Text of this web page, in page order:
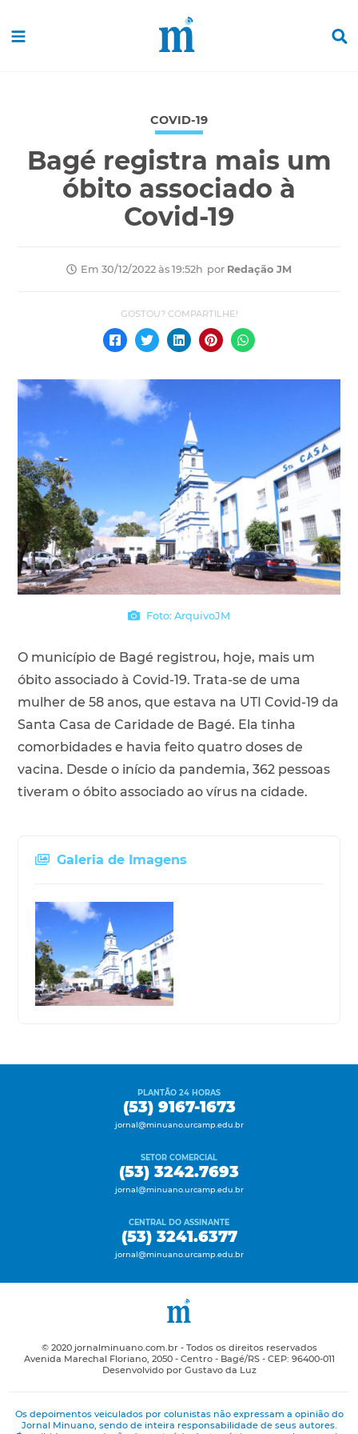
COVID-19
Bagé registra mais um
óbito associado à
Covid-19
Em 30/12/2022 às 19:52h por Redação JM
Foto: ArquivoJM
O município de Bagé registrou, hoje, mais um
óbito associado à Covid-19. Trata-se de uma
mulher de 58 anos, que estava na UTI Covid-19 da
Santa Casa de Caridade de Bagé. Ela tinha
comorbidades e havia feito quatro doses de
vacina. Desde o início da pandemia, 362 pessoas
tiveram o óbito associado ao vírus na cidade.
Galeria de Imagens
PLANTÃO 24 HORAS
(53) 9167-1673
jornal@minuano.urcamp.edu.br
SETOR COMERCIAL
(53) 3242.7693
jornal@minuano.urcamp.edu.br
CENTRAL DO ASSINANTE
(53) 3241.6377
jornal@minuano.urcamp.edu.br
© 2020 jornalminuano.com.br - Todos os direitos reservados
Avenida Marechal Floriano, 2050 - Centro - Bagé/RS - CEP: 96400-011
Desenvolvido por Gustavo da Luz
Os depoimentos veiculados por colunistas não expressam a opinião do
Jornal Minuano, sendo de inteira responsabilidade de seus autores.